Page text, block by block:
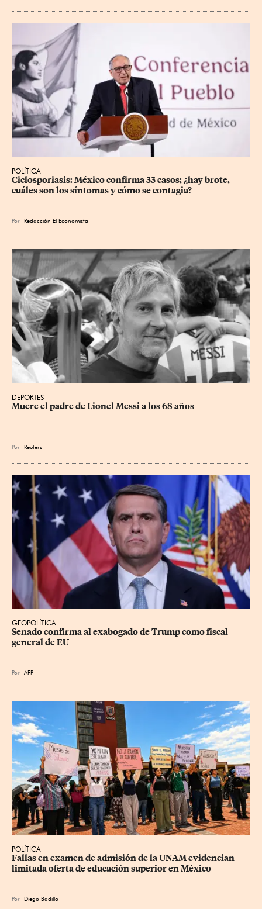
POLÍTICA
Ciclosporiasis: México confirma 33 casos; ¿hay brote,
cuáles son los síntomas y cómo se contagia?
Por Redacción El Economista
DEPORTES
Muere el padre de Lionel Messi a los 68 años
Por Reuters
GEOPOLÍTICA
Senado confirma al exabogado de Trump como fiscal
general de EU
Por AFP
POLÍTICA
Fallas en examen de admisión de la UNAM evidencian
limitada oferta de educación superior en México
Por Diego Badillo